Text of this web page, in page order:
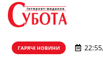
ГАРЯЧІ НОВИНИ